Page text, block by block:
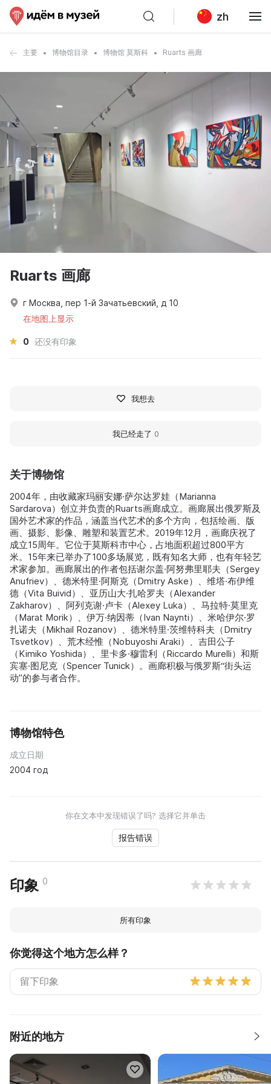
zh
主要 博物馆目录 博物馆 莫斯科 Ruarts 画廊
关于博物馆
2004年，由收藏家玛丽安娜·萨尔达罗娃（Marianna
Sardarova）创立并负责的Ruarts画廊成立。画廊展出俄罗斯及
国外艺术家的作品，涵盖当代艺术的多个方向，包括绘画、版
画、摄影、影像、雕塑和装置艺术。2019年12月，画廊庆祝了
成立15周年。它位于莫斯科市中心，占地面积超过800平方
米。15年来已举办了100多场展览，既有知名大师，也有年轻艺
术家参加。画廊展出的作者包括谢尔盖·阿努弗里耶夫（Sergey
Anufriev）、德米特里·阿斯克（Dmitry Aske）、维塔·布伊维
德（Vita Buivid）、亚历山大·扎哈罗夫（Alexander
Zakharov）、阿列克谢·卢卡（Alexey Luka）、马拉特·莫里克
（Marat Morik）、伊万·纳因蒂（Ivan Naynti）、米哈伊尔·罗
扎诺夫（Mikhail Rozanov）、德米特里·茨维特科夫（Dmitry
Tsvetkov）、荒木经惟（Nobuyoshi Araki）、吉田公子
（Kimiko Yoshida）、里卡多·穆雷利（Riccardo Murelli）和斯
宾塞·图尼克（Spencer Tunick）。画廊积极与俄罗斯“街头运
动”的参与者合作。
博物馆特色
成立日期
2004 год
你在文本中发现错误了吗? 选择它并单击
报告错误
印象 0
所有印象
你觉得这个地方怎么样？
附近的地方
Ruarts 画廊
г Москва, пер 1-й Зачатьевский, д 10
在地图上显示
0 还没有印象
我想去
我已经走了 0